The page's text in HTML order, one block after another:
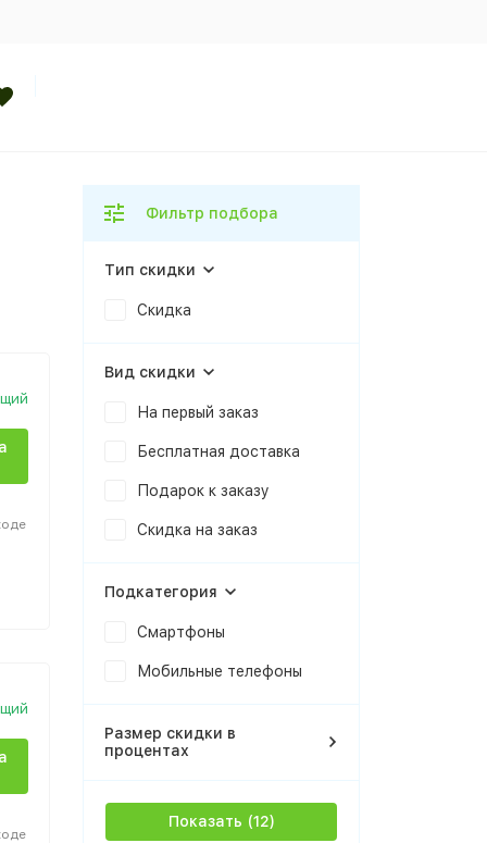
Фильтр подбора
Тип скидки
Скидка
Вид скидки
На первый заказ
Бесплатная доставка
Подарок к заказу
Скидка на заказ
Подкатегория
Смартфоны
Мобильные телефоны
Размер скидки в
процентах
Показать